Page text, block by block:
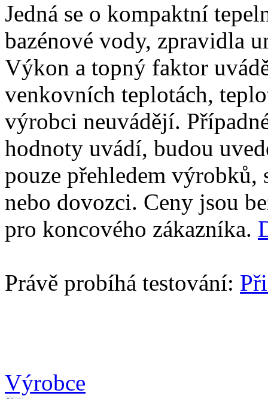
Jedná se o kompaktní
bazénové vody, zpravidla
Výkon a topný faktor
venkovních teplotách,
výrobci neuvádějí.
hodnoty uvádí, budou
pouze přehledem
nebo dovozci. Ceny jsou
pro koncového zákazníka.
Právě probíhá testování:
Výrobce